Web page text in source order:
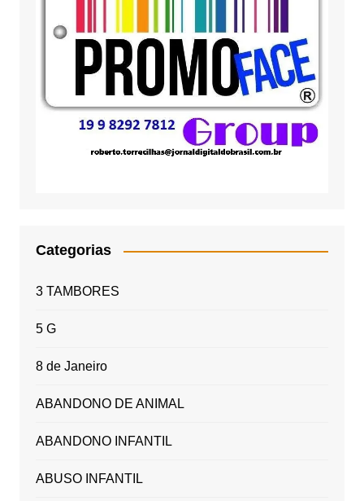
Categorias
3 TAMBORES
5 G
8 de Janeiro
ABANDONO DE ANIMAL
ABANDONO INFANTIL
ABUSO INFANTIL